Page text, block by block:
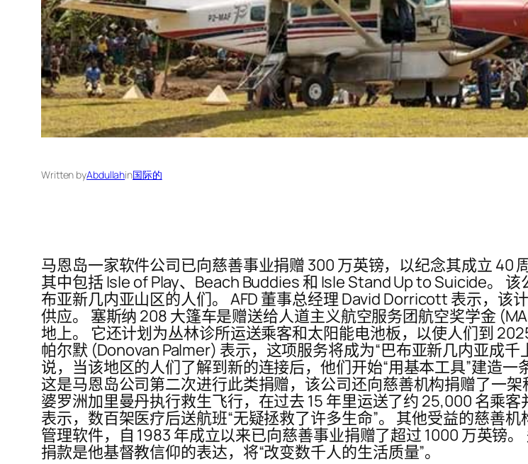
Written byAbdullahin国际的
马恩岛一家软件公司已向慈善事业捐赠 300 万英镑，以纪念其成立 40
其中包括 Isle of Play、Beach Buddies 和 Isle Stand Up to Suicide。
布亚新几内亚山区的人们。 AFD 董事总经理 David Dorricott 表示，该
供应。 塞斯纳 208 大篷车是赠送给人道主义航空服务团航空奖学金
地上。 它还计划为丛林诊所运送乘客和太阳能电池板，以使人们到
帕尔默 (Donovan Palmer) 表示，这项服务将成为“巴布亚新几内亚成
说，当该地区的人们了解到新的连接后，他们开始“用基本工具”建造一
这是马恩岛公司第二次进行此类捐赠，该公司还向慈善机构捐赠了一
婆罗洲加里曼丹执行救生飞行，在过去 15 年里运送了约 25,000 名乘
表示，数百架医疗后送航班“无疑拯救了许多生命”。 其他受益的慈善
管理软件，自 1983 年成立以来已向慈善事业捐赠了超过 1000 万英镑
捐款是他基督教信仰的表达，将“改变数千人的生活质量”。